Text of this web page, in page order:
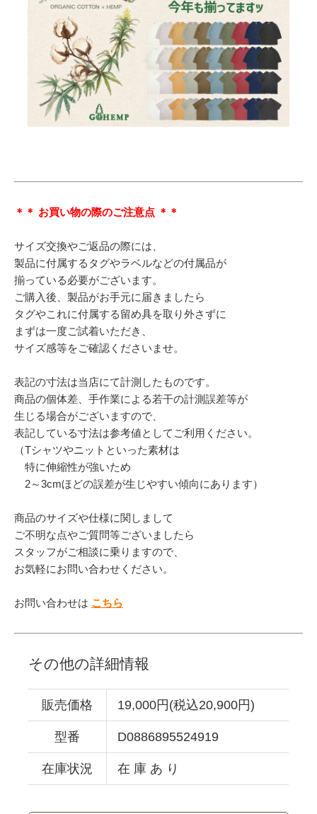
＊＊ お買い物の際のご注意点 ＊＊
サイズ交換やご返品の際には、
製品に付属するタグやラベルなどの付属品が
揃っている必要がございます。
ご購入後、製品がお手元に届きましたら
タグやこれに付属する留め具を取り外さずに
まずは一度ご試着いただき、
サイズ感等をご確認くださいませ。
表記の寸法は当店にて計測したものです。
商品の個体差、手作業による若干の計測誤差等が
生じる場合がございますので、
表記している寸法は参考値としてご利用ください。
（Tシャツやニットといった素材は
特に伸縮性が強いため
2～3cmほどの誤差が生じやすい傾向にあります）
商品のサイズや仕様に関しまして
ご不明な点やご質問等ございましたら
スタッフがご相談に乗りますので、
お気軽にお問い合わせください。
お問い合わせは こちら
その他の詳細情報
販売価格 19,000円(税込20,900円)
型番 D0886895524919
在庫状況 在 庫 あ り